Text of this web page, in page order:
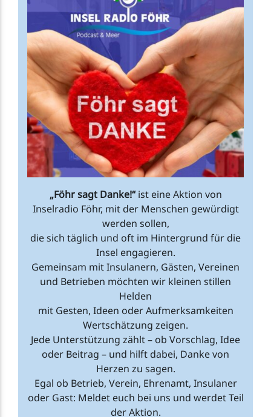
„Föhr sagt Danke!“ist eine Aktion von
Inselradio Föhr, mit der Menschen gewürdigt
werden sollen,
die sich täglich und oft im Hintergrund für die
Insel engagieren.
Gemeinsam mit Insulanern, Gästen, Vereinen
und Betrieben möchten wir kleinen stillen
Helden
mit Gesten, Ideen oder Aufmerksamkeiten
Wertschätzung zeigen.
Jede Unterstützung zählt – ob Vorschlag, Idee
oder Beitrag – und hilft dabei, Danke von
Herzen zu sagen.
Egal ob Betrieb, Verein, Ehrenamt, Insulaner
oder Gast: Meldet euch bei uns und werdet Teil
der Aktion.